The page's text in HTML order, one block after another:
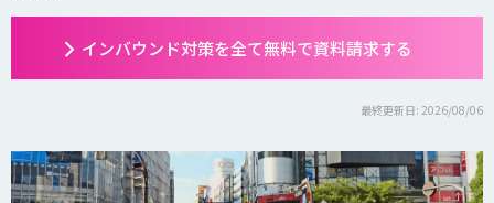
インバウンド対策を全て無料で資料請求する
最終更新日: 2026/08/06